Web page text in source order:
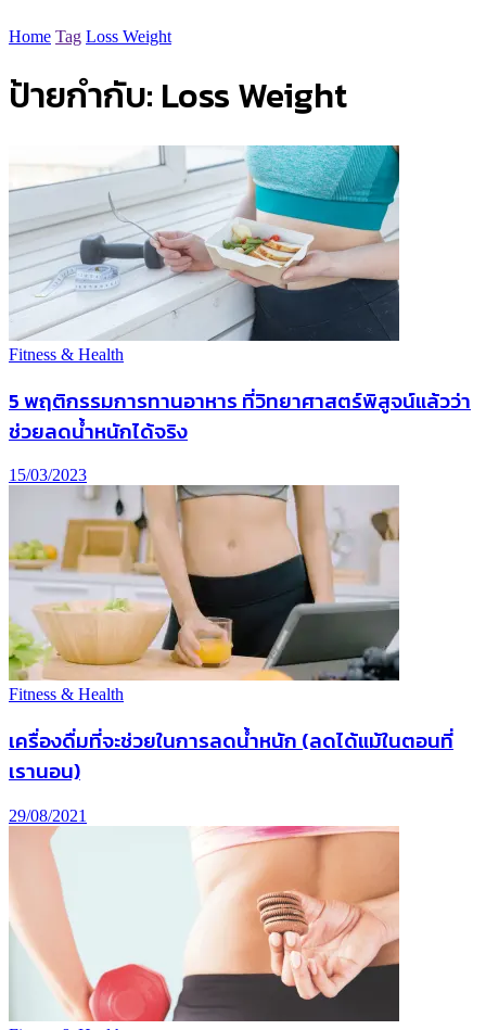
Home Tag Loss Weight
ป้ายกำกับ: Loss Weight
Fitness & Health
5 พฤติกรรมการทานอาหาร ที่วิทยาศาสตร์พิสูจน์แล้วว่า
ช่วยลดน้ำหนักได้จริง
15/03/2023
Fitness & Health
เครื่องดื่มที่จะช่วยในการลดน้ำหนัก (ลดได้แม้ในตอนที่
เรานอน)
29/08/2021